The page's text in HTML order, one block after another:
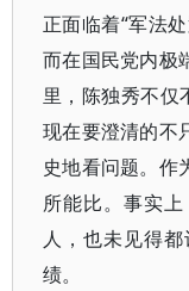
正面临着“军法
而在国民党内极
里，陈独秀不仅
现在要澄清的不
史地看问题。作
所能比。事实
人，也未见得
绩。